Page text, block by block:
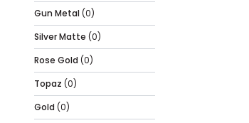
Gun Metal (0)
Silver Matte (0)
Rose Gold (0)
Topaz (0)
Gold (0)